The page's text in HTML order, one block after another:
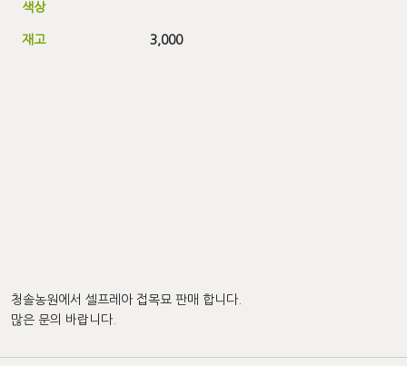
색상
재고 3,000
청솔농원에서 셀프레아 접목묘 판매 합니다.
많은 문의 바랍니다.